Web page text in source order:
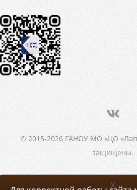
© 2015-2026 ГАНОУ МО «ЦО
защищены.
X